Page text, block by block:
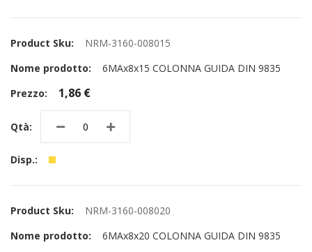
NRM-3160-008015
6MAx8x15 COLONNA GUIDA DIN 9835
1,86 €
NRM-3160-008020
6MAx8x20 COLONNA GUIDA DIN 9835